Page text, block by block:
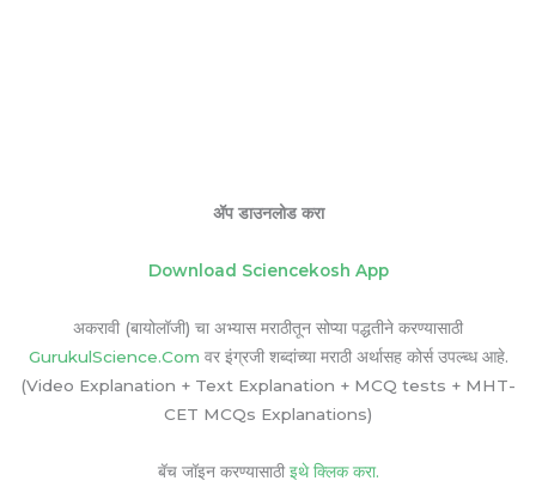
ॲप डाउनलोड करा
Download Sciencekosh App
अकरावी (बायोलॉजी) चा अभ्यास मराठीतून सोप्या पद्धतीने करण्यासाठी
GurukulScience.Com वर इंग्रजी शब्दांच्या मराठी अर्थासह कोर्स उपल्ब्ध आहे.
(Video Explanation + Text Explanation + MCQ tests + MHT-
CET MCQs Explanations)
बॅच जॉइन करण्यासाठी इथे क्लिक करा.